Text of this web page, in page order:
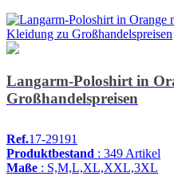
Langarm-Poloshirt in
Großhandelspreisen
Ref.17-29191
Produktbestand : 349 Artikel
Maße : S,M,L,XL,XXL,3XL